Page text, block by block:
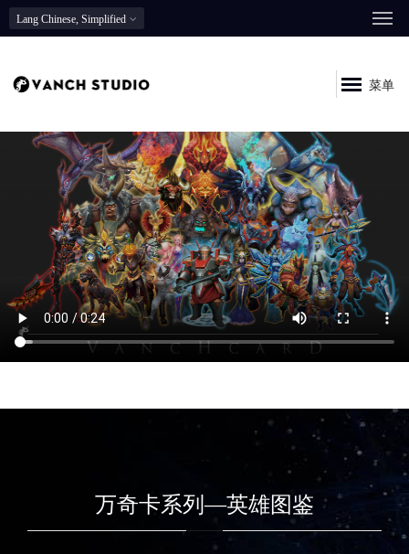
Lang Chinese, Simplified
菜单
万奇卡系列—英雄图鉴